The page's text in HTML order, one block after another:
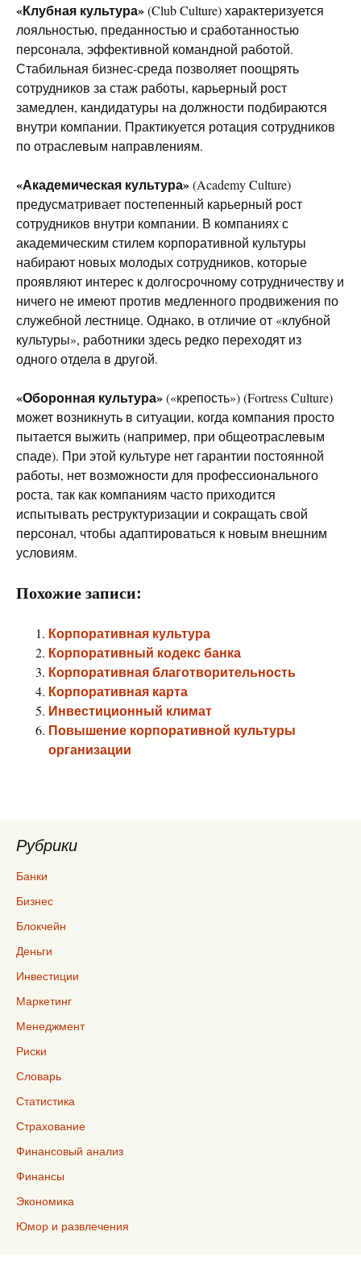
«Клубная культура»(Club Culture) характеризуется
лояльностью, преданностью и сработанностью
персонала, эффективной командной работой.
Стабильная бизнес-среда позволяет поощрять
сотрудников за стаж работы, карьерный рост
замедлен, кандидатуры на должности подбираются
внутри компании. Практикуется ротация сотрудников
по отраслевым направлениям.
«Академическая культура»(Academy Culture)
предусматривает постепенный карьерный рост
сотрудников внутри компании. В компаниях с
академическим стилем корпоративной культуры
набирают новых молодых сотрудников, которые
проявляют интерес к долгосрочному сотрудничеству и
ничего не имеют против медленного продвижения по
служебной лестнице. Однако, в отличие от «клубной
культуры», работники здесь редко переходят из
одного отдела в другой.
«Оборонная культура»(«крепость») (Fortress Culture)
может возникнуть в ситуации, когда компания просто
пытается выжить (например, при общеотраслевым
спаде). При этой культуре нет гарантии постоянной
работы, нет возможности для профессионального
роста, так как компаниям часто приходится
испытывать реструктуризации и сокращать свой
персонал, чтобы адаптироваться к новым внешним
условиям.
Похожие записи:
Корпоративная культура
Корпоративный кодекс банка
Корпоративная благотворительность
Корпоративная карта
Инвестиционный климат
Повышение корпоративной культуры
организации
Рубрики
Банки
Бизнес
Блокчейн
Деньги
Инвестиции
Маркетинг
Менеджмент
Риски
Словарь
Статистика
Страхование
Финансовый анализ
Финансы
Экономика
Юмор и развлечения